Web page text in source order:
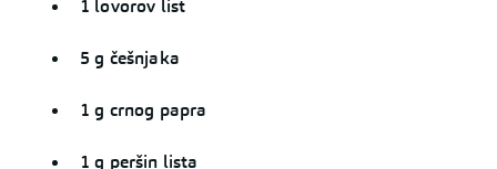
1 lovorov list
5 g češnjaka
1 g crnog papra
1 g peršin lista